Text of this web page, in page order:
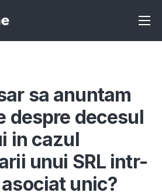
sa anuntam
despre decesul
in cazul
unui SRL intr-
asociat unic?